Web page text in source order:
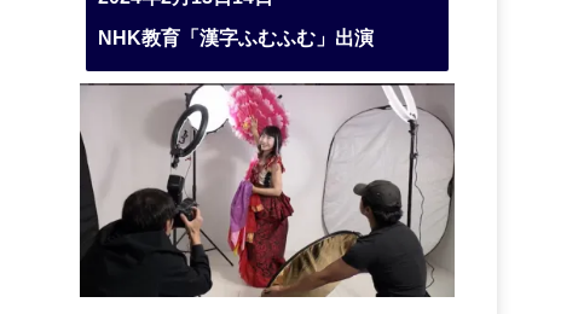
NHK教育「漢字ふむふむ」出演